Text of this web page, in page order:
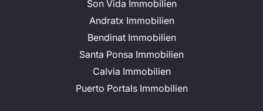
Son Vida Immobilien
Andratx Immobilien
Bendinat Immobilien
Santa Ponsa Immobilien
Calvia Immobilien
Puerto Portals Immobilien